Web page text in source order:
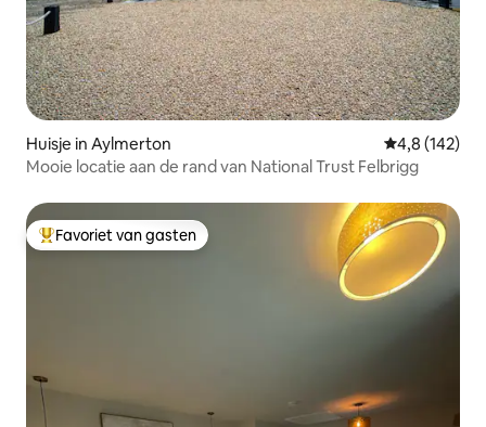
Huisje in Aylmerton Gemiddelde
4,8 (142)
Mooie locatie aan de rand van National Trust Felbrigg
Topfavoriet van gasten
Favoriet van gasten